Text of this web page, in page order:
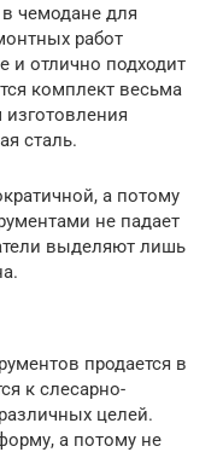
чемодане для
работ
и отлично подходит
комплект весьма
сталь.
а потому
не падает
выделяют лишь
продается в
к слесарно-
целей.
а потому не